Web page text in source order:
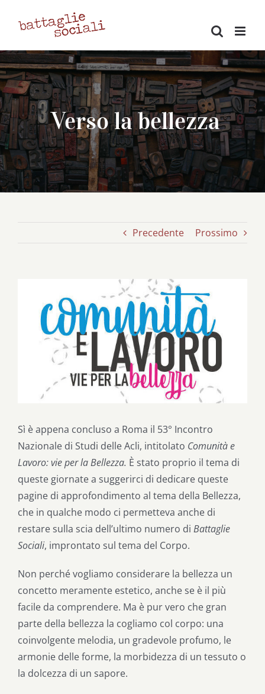
Verso la bellezza
Precedente Prossimo
immagine
Sì è appena concluso a Roma il 53° Incontro
Nazionale di Studi delle Acli, intitolato Comunità e
Lavoro: vie per la Bellezza. È stato proprio il tema di
queste giornate a suggerirci di dedicare queste
pagine di approfondimento al tema della Bellezza,
che in qualche modo ci permetteva anche di
restare sulla scia dell’ultimo numero di Battaglie
Sociali, improntato sul tema del Corpo.
Non perché vogliamo considerare la bellezza un
concetto meramente estetico, anche se è il più
facile da comprendere. Ma è pur vero che gran
parte della bellezza la cogliamo col corpo: una
coinvolgente melodia, un gradevole profumo, le
armonie delle forme, la morbidezza di un tessuto o
la dolcezza di un sapore.